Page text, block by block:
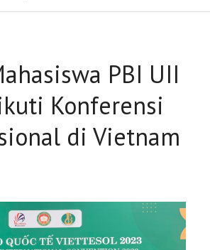
PBI UII
Konferensi
di Vietnam